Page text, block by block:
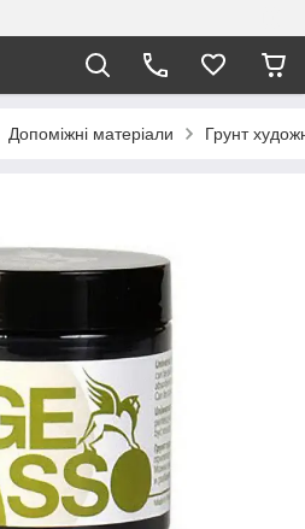
Допоміжні матеріали Грунт